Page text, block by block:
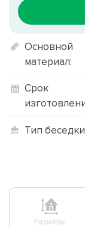
Основной
материал:
Срок
Тип
Размеры